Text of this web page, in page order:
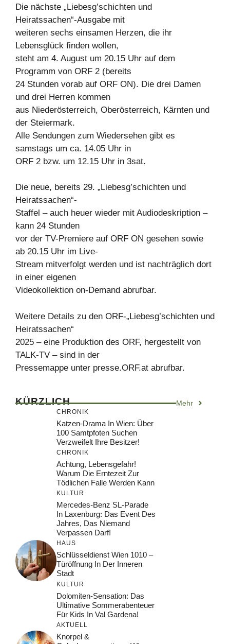
Die nächste „Liebesg’schichten und
Heiratssachen“-Ausgabe mit
weiteren sechs einsamen Herzen, die ihr
Lebensglück finden wollen,
steht am 4. August um 20.15 Uhr auf dem
Programm von ORF 2 (bereits
24 Stunden vorab auf ORF ON). Die drei Damen
und drei Herren kommen
aus Niederösterreich, Oberösterreich, Kärnten und
der Steiermark.
Alle Sendungen zum Wiedersehen gibt es
samstags um ca. 14.05 Uhr in
ORF 2 bzw. um 12.15 Uhr in 3sat.
Die neue, bereits 29. „Liebesg’schichten und
Heiratssachen“-
Staffel – auch heuer wieder mit Audiodeskription –
kann 24 Stunden
vor der TV-Premiere auf ORF ON gesehen sowie
ab 20.15 Uhr im Live-
Stream mitverfolgt werden und ist nachträglich dort
in einer eigenen
Videokollektion on-Demand abrufbar.
Weitere Details zu den ORF-„Liebesg’schichten und
Heiratssachen“
2025 – eine Produktion des ORF, hergestellt von
TALK-TV – sind in der
Pressemappe unter presse.ORF.at abrufbar.
KÜRZLICH Mehr
CHRONIK
Katzen-Drama In Wien: Über
100 Samtpfoten Suchen
Verzweifelt Ihre Besitzer!
CHRONIK
Achtung, Lebensgefahr!
Warum Die Erntezeit Zur
Tödlichen Falle Werden Kann
KULTUR
Mercedes-Benz SL-Parade
In Laxenburg: Das Event Des
Jahres, Das Niemand
Verpassen Darf!
HAUS
Schlüsseldienst Wien 1010 –
Türöffnung In Der Inneren
Stadt
KULTUR
Dolomiten-Sensation: Das
Ultimative Sommerabenteuer
Für Kids In Val Gardena!
AKTUELL
Knorpel &